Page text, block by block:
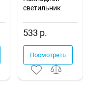
светильник
533 р.
Посмотреть